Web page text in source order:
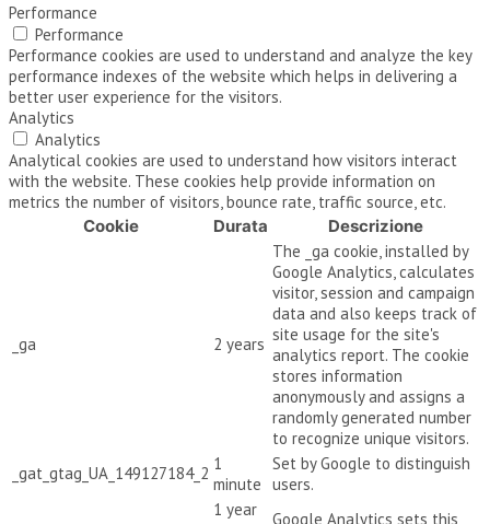
Performance
Performance
Performance cookies are used to understand and analyze the key
performance indexes of the website which helps in delivering a
better user experience for the visitors.
Analytics
Analytics
Analytical cookies are used to understand how visitors interact
with the website. These cookies help provide information on
metrics the number of visitors, bounce rate, traffic source, etc.
Cookie
Durata Descrizione
_ga 2 years
The _ga cookie, installed by
Google Analytics, calculates
visitor, session and campaign
data and also keeps track of
site usage for the site's
analytics report. The cookie
stores information
anonymously and assigns a
randomly generated number
to recognize unique visitors.
_gat_gtag_UA_149127184_2 1
minute
Set by Google to distinguish
users.
1 year
Google Analytics sets this